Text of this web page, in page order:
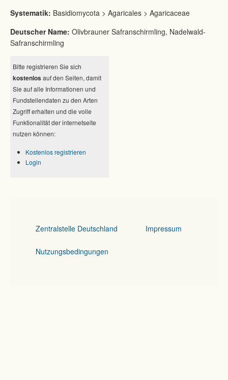
Systematik: Basidiomycota > Agaricales > Agaricaceae
Deutscher Name: Olivbrauner Safranschirmling, Nadelwald-
Safranschirmling
Bitte registrieren Sie sich
kostenlos auf den Seiten, damit
Sie auf alle Informationen und
Fundstellendaten zu den Arten
Zugriff erhalten und die volle
Funktionalität der internetseite
nutzen können:
Kostenlos registrieren
Login
Zentralstelle Deutschland Impressum
Nutzungsbedingungen